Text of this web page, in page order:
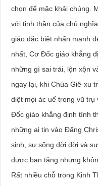
chọn để mặc khải chúng.
với tinh thần của chủ
giáo đặc biệt nhấn mạnh
nhất, Cơ Đốc giáo khẳng
những gì sai trái, lộn xộn
ngay lại, khi Chúa Giê-xu
diệt mọi ác uế trong vũ
Đốc giáo khẳng định tính
những ai tin vào Đấng
sinh, sự sống đời đời và
được ban tặng nhưng
Rất nhiều chỗ trong Kinh